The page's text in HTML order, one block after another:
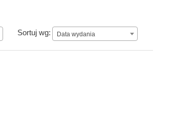
Sortuj wg: Data wydania
Data wydania